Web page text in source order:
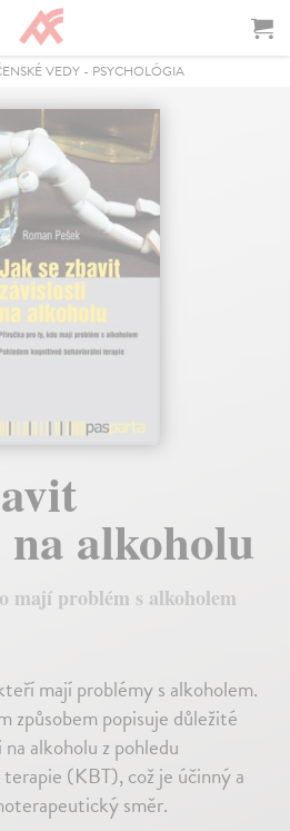
VEDY- PSYCHOLÓGIA
alkoholu
mají problém s alkoholem
mají problémy s alkoholem.
způsobem popisuje důležité
alkoholu z pohledu
(KBT), což je účinný a
směr.